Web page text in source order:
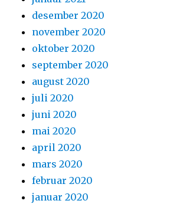
desember 2020
november 2020
oktober 2020
september 2020
august 2020
juli 2020
juni 2020
mai 2020
april 2020
mars 2020
februar 2020
januar 2020